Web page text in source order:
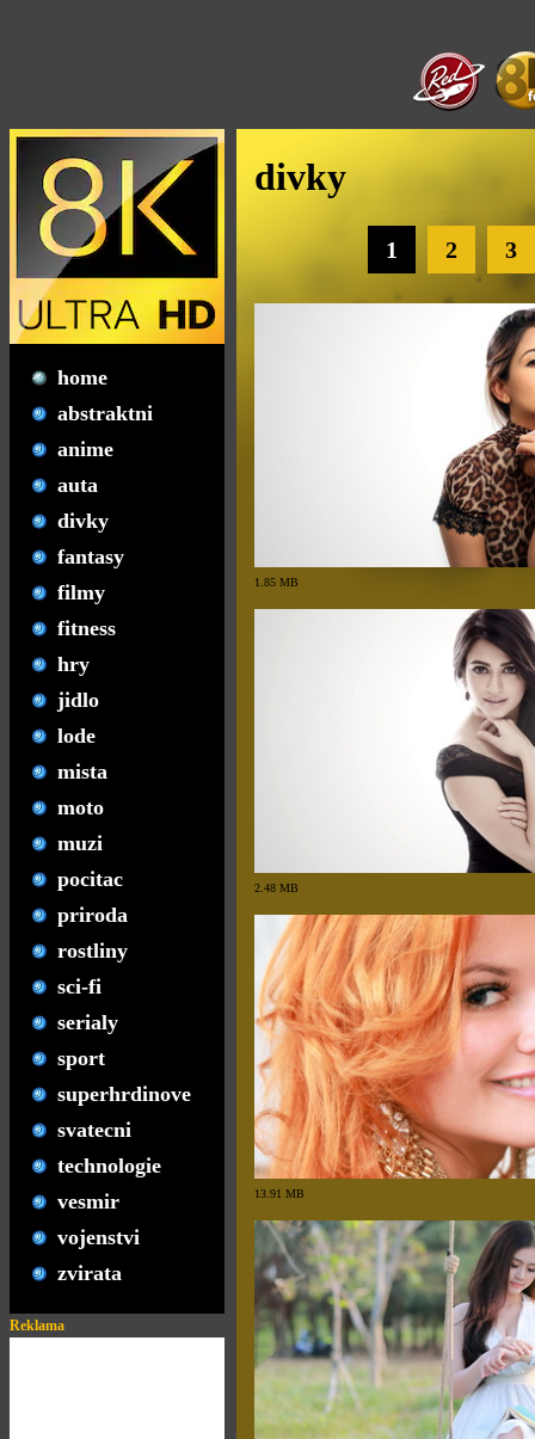
home
abstraktni
anime
auta
divky
fantasy
filmy
fitness
hry
jidlo
lode
mista
moto
muzi
pocitac
priroda
rostliny
sci-fi
serialy
sport
superhrdinove
svatecni
technologie
vesmir
vojenstvi
zvirata
Reklama
divky
1 2 3
1.85 MB
2.48 MB
13.91 MB